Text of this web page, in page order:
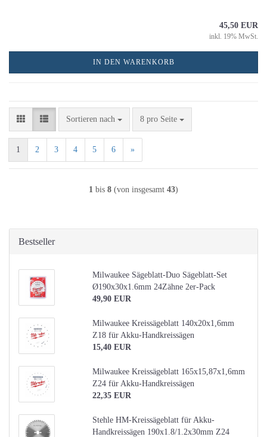
45,50 EUR
inkl. 19% MwSt.
IN DEN WARENKORB
Sortieren nach
Sortieren nach 8 pro Seite
pro Seite
1 2 3 4 5 6 »
1 bis 8 (von insgesamt 43)
Bestseller
Milwaukee Sägeblatt-Duo Sägeblatt-Set
Ø190x30x1.6mm 24Zähne 2er-Pack
49,90 EUR
Milwaukee Kreissägeblatt 140x20x1,6mm
Z18 für Akku-Handkreissägen
15,40 EUR
Milwaukee Kreissägeblatt 165x15,87x1,6mm
Z24 für Akku-Handkreissägen
22,35 EUR
Stehle HM-Kreissägeblatt für Akku-
Handkreissägen 190x1.8/1.2x30mm Z24